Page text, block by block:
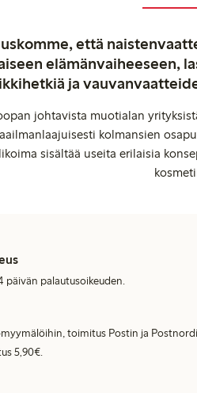
että
elämänvaiheeseen,
ja
johtavista muotialan
kolmansien
sisältää useita erilaisia
päivän palautusoikeuden.
toimitus Postin ja
5,90€.